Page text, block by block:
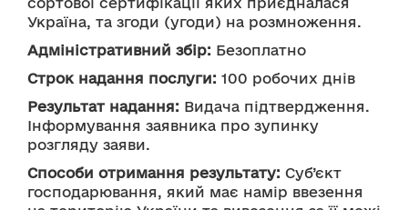
Україна, та згоди (угоди) на розмноження.
Адміністративний збір: Безоплатно
Строк надання послуги: 100 робочих днів
Результат надання: Видача підтвердження.
Інформування заявника про зупинку
розгляду заяви.
Способи отримання результату: Суб’єкт
господарювання, який має намір ввезення